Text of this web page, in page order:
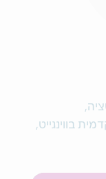
בווינגייט,